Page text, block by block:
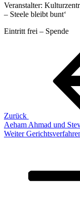
Veranstalter:
– Steele bleibt bunt‘
Eintritt frei – Spende
Zurück
Aeham Ahmad und
Nächster
Weiter